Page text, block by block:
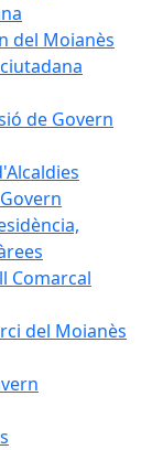
del Moianès
de Govern
Comarcal
del Moianès